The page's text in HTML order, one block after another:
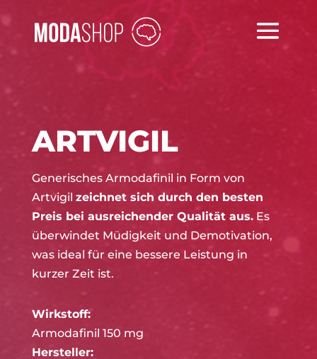
ARTVIGIL
Generisches Armodafinil in Form von
Artvigil zeichnet sich durch den besten
Preis bei ausreichender Qualität aus.Es
überwindet Müdigkeit und Demotivation,
was ideal für eine bessere Leistung in
kurzer Zeit ist.
Wirkstoff:
Armodafinil 150 mg
Hersteller: